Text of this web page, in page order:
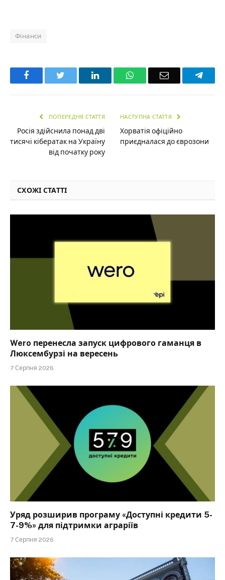
Фінанси
Facebook LinkedInWhatsAppEmail
ПОПЕРЕДНЯ СТАТТЯ
Росія здійснила понад дві
тисячі кібератак на Україну
від початку року
НАСТУПНА СТАТТЯ
Хорватія офіційно
приєдналася до єврозони
СХОЖІ СТАТТІ
Wero перенесла запуск цифрового гаманця в
Люксембурзі на вересень
7 Серпня 2026
Уряд розширив програму «Доступні кредити 5-
7-9%» для підтримки аграріїв
7 Серпня 2026